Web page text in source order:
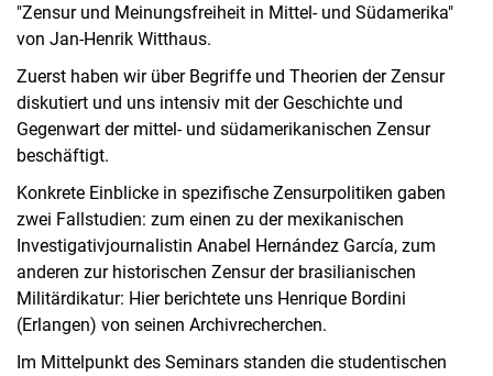
"Zensur und Meinungsfreiheit in Mittel- und Südamerika"
von Jan-Henrik Witthaus.
Zuerst haben wir über Begriffe und Theorien der Zensur
diskutiert und uns intensiv mit der Geschichte und
Gegenwart der mittel- und südamerikanischen Zensur
beschäftigt.
Konkrete Einblicke in spezifische Zensurpolitiken gaben
zwei Fallstudien: zum einen zu der mexikanischen
Investigativjournalistin Anabel Hernández García, zum
anderen zur historischen Zensur der brasilianischen
Militärdikatur: Hier berichtete uns Henrique Bordini
(Erlangen) von seinen Archivrecherchen.
Im Mittelpunkt des Seminars standen die studentischen